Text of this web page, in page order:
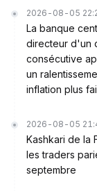
2026-08-05
La banque
directeur d'un
consécutive
un
inflation plus
2026-08-05
Kashkari de la
les traders
septembre